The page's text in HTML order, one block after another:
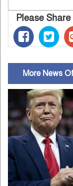
Please
More News